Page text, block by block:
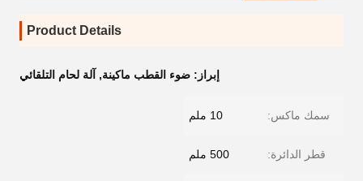
Product Details
إبراز: ضوء القطب ماكينة, آلة لحام التلقائي
سمك ماكس: 10 ملم
قطر الدائرة: 500 ملم